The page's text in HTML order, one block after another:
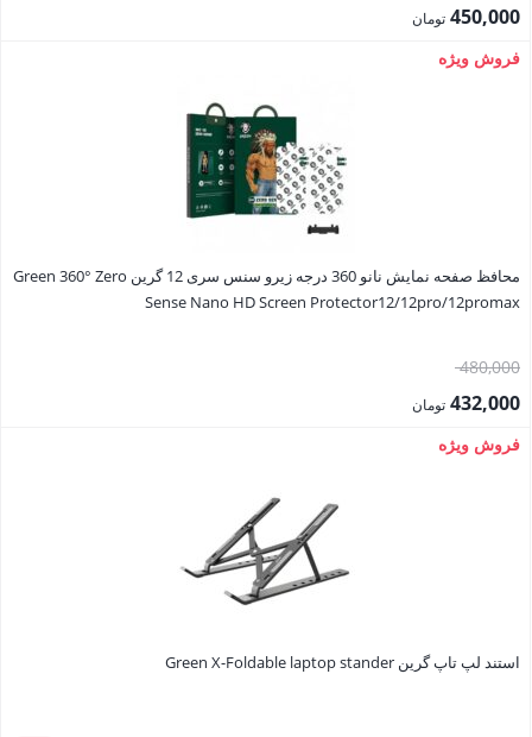
اصلی:450,000 تومان
قیمت
فروش ویژه
محافظ صفحه نمایش نانو 360 درجه زیرو سنس سری 12 گرین Green 360° Zero
Sense Nano HD Screen Protector12/12pro/12promax
480,000قیمت
اصلی:432,000 تومان
قیمت
فروش ویژه
استند لپ تاپ گرین Green X-Foldable laptop stander